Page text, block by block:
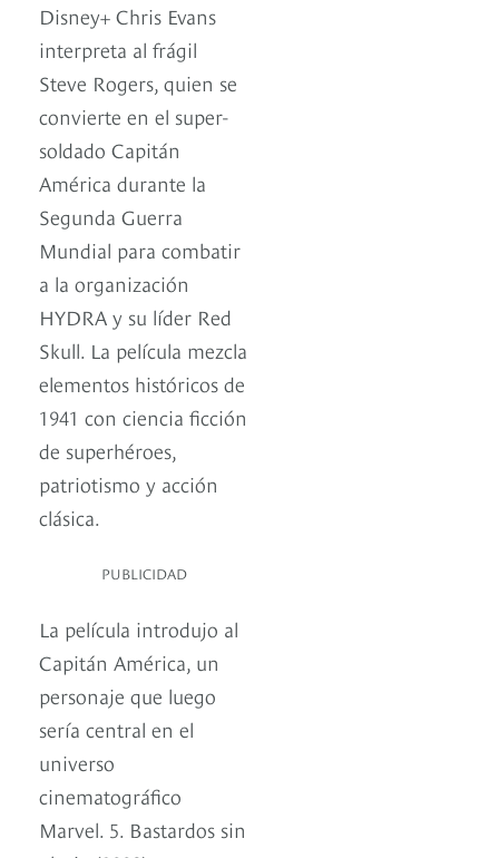
Disney+ Chris Evans
interpreta al frágil
Steve Rogers, quien se
convierte en el super-
soldado Capitán
América durante la
Segunda Guerra
Mundial para combatir
a la organización
HYDRA y su líder Red
Skull. La película mezcla
elementos históricos de
1941 con ciencia ficción
de superhéroes,
patriotismo y acción
clásica.
PUBLICIDAD
La película introdujo al
Capitán América, un
personaje que luego
sería central en el
universo
cinematográfico
Marvel. 5. Bastardos sin